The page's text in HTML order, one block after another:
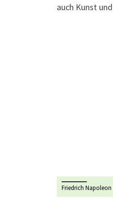
auch Kunst
Friedrich